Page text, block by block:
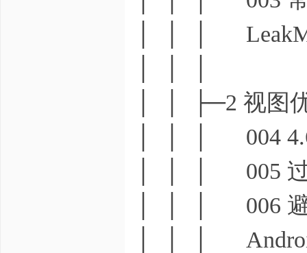
│ │ │
│ │ ├─2 视图
│ │ │ 004
│ │ │ 005 过
│ │ │ 006 避
│ │ │